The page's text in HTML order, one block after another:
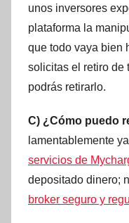
unos inversores
plataforma la
que todo vaya bien
solicitas el retiro de
podrás retirarlo.
C) ¿Cómo puedo
lamentablemente
servicios de
depositado dinero;
broker seguro y